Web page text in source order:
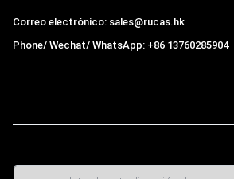
Correo electrónico: sales@rucas.hk
Phone/ Wechat/ WhatsApp: +86 13760285904